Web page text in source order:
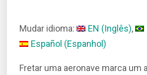
Mudar idioma: EN (Inglês)
Español (Espanhol)
Fretar uma aeronave marca um